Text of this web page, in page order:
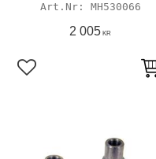
MH530066
2 005 KR
Lägg till i favoriter